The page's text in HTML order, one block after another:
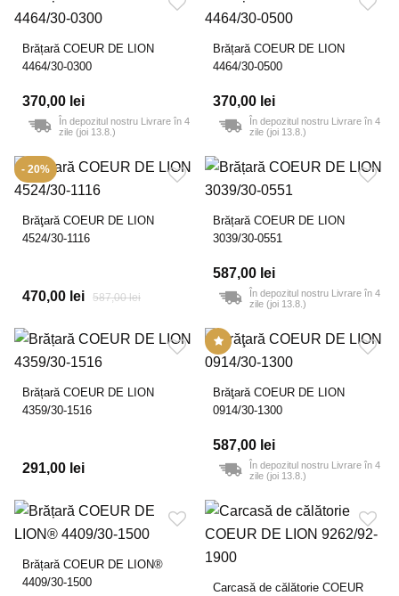
Brățară COEUR DE LION
4464/30-0300
370,00 lei
În depozitul nostru Livrare în 4
zile (joi 13.8.)
Brățară COEUR DE LION
4464/30-0500
370,00 lei
În depozitul nostru Livrare în 4
zile (joi 13.8.)
- 20%
Brăţară COEUR DE LION
4524/30-1116
470,00 lei 587,00 lei
Brățară COEUR DE LION
3039/30-0551
587,00 lei
În depozitul nostru Livrare în 4
zile (joi 13.8.)
Brățară COEUR DE LION
4359/30-1516
291,00 lei
Brăţară COEUR DE LION
0914/30-1300
587,00 lei
În depozitul nostru Livrare în 4
zile (joi 13.8.)
Brățară COEUR DE LION®
4409/30-1500
Carcasă de călătorie COEUR